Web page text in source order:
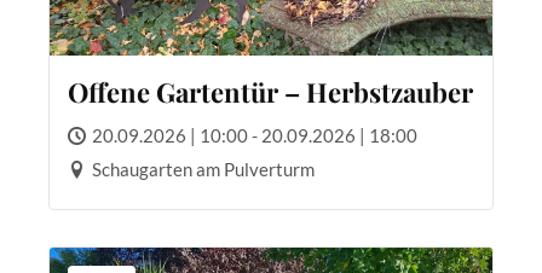
Offene Gartentür – Herbstzauber
20.09.2026 | 10:00 - 20.09.2026 | 18:00
Schaugarten am Pulverturm